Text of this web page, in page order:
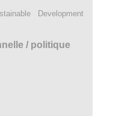
Development
/ politique